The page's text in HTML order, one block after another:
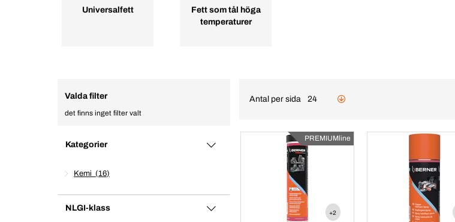
Universalfett
Fett som tål höga
temperaturer
Valda filter
det finns inget filter valt
Kategorier
Kemi 16
NLGI-klass
Antal per sida 24
PREMIUMline
+2